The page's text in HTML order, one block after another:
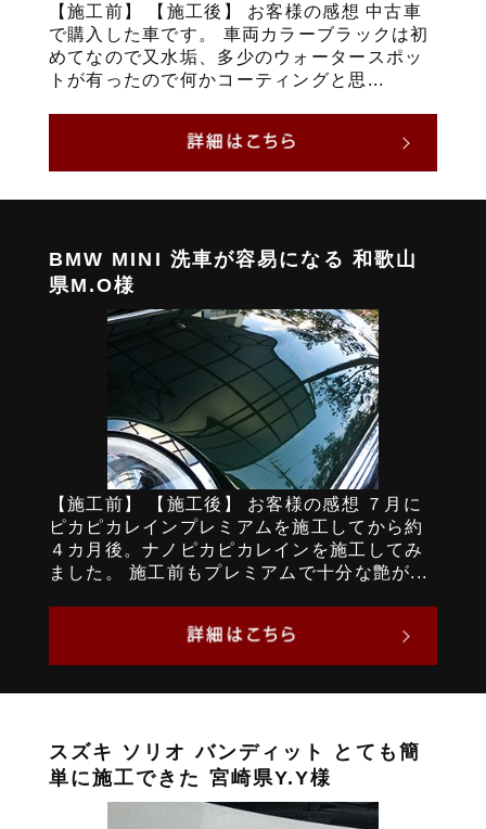
【施工前】 【施工後】 お客様の感想 中古車
で購入した車です。 車両カラーブラックは初
めてなので又水垢、多少のウォータースポッ
トが有ったので何かコーティングと思...
BMW MINI 洗車が容易になる 和歌山
県M.O様
【施工前】 【施工後】 お客様の感想 ７月に
ピカピカレインプレミアムを施工してから約
４カ月後。ナノピカピカレインを施工してみ
ました。 施工前もプレミアムで十分な艶が...
スズキ ソリオ バンディット とても簡
単に施工できた 宮崎県Y.Y様